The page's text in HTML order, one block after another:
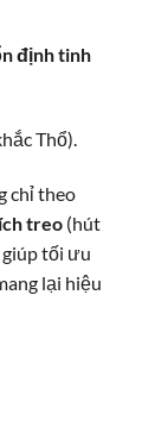
định tinh
Thổ).
chỉ theo
treo (hút
tối ưu
lại hiệu